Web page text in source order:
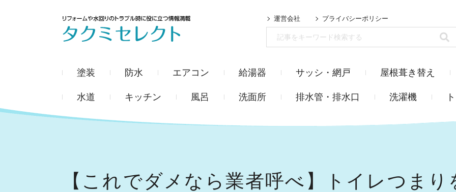
運営会社 プライバシーポリシー
塗装 防水 エアコン 給湯器 サッシ・網戸 屋根葺き替え
水道 キッチン 風呂 洗面所 排水管・排水口 洗濯機
【これでダメなら業者呼べ】トイレつま